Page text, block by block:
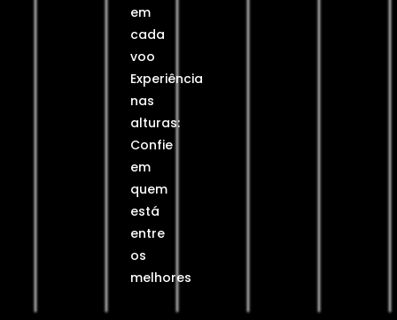
em
cada
voo
Experiência
nas
alturas:
Confie
em
quem
está
entre
os
melhores